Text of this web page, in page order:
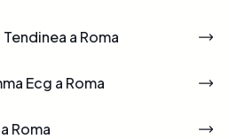
a Roma
Ecg a Roma
Roma